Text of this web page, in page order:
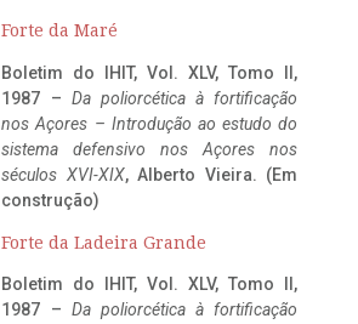
Forte da Maré
Boletim do IHIT, Vol. XLV, Tomo II,
1987 – Da poliorcética à fortificação
nos Açores – Introdução ao estudo do
sistema defensivo nos Açores nos
séculos XVI-XIX, Alberto Vieira. (Em
construção)
Forte da Ladeira Grande
Boletim do IHIT, Vol. XLV, Tomo II,
1987 – Da poliorcética à fortificação